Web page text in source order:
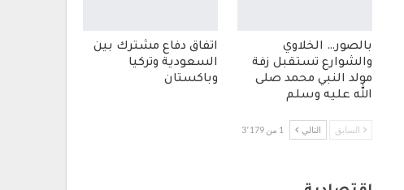
بالصور… الخلاوي
والشوارع تستقبل زفة
مولد النبي محمد صلى
الله عليه وسلم
اتفاق دفاع مشترك بين
السعودية وتركيا
وباكستان
السابق التالي 1 من 3٬179